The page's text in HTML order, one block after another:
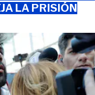
LA PRISIÓN